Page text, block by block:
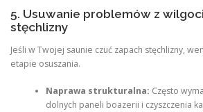
5. Usuwanie problemów z
stęchlizny
Jeśli w Twojej saunie czuć zapach stęchlizny,
etapie osuszania.
Naprawa strukturalna: Często
dolnych paneli boazerii i czyszczenia